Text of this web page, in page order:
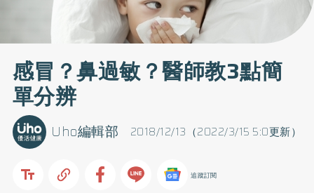
感冒？鼻過敏？醫師教3點簡
單分辨
2018/12/13（2022/3/15 5:0更新）
Uho編輯部
追蹤訂閱